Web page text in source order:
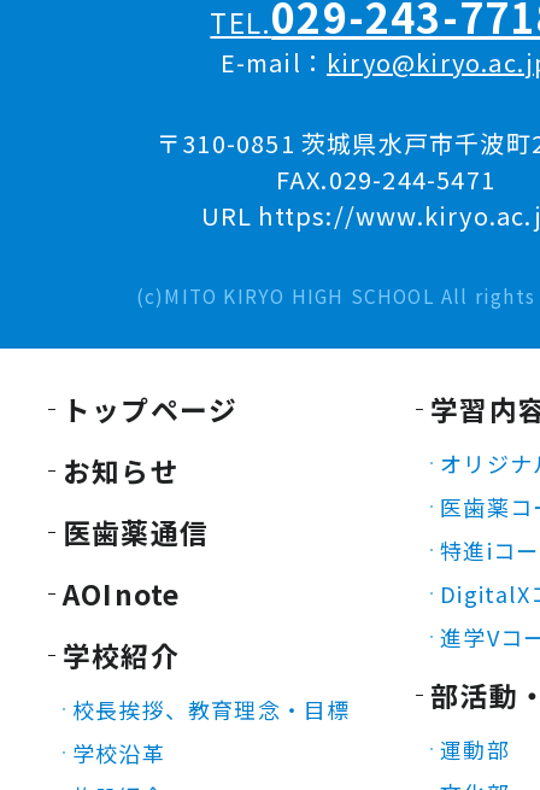
TEL.029-243-
E-mail：
〒310-0851 茨城県水戸市千波
FAX.029-244-5471
URL https://
(c)MITO KIRYO HIGH SCHOOL All
トップページ
お知らせ
医歯薬通信
AOInote
学校紹介
校長挨拶、教育理念・目標
学校沿革
学習内
オリジ
医歯薬コ
特進iコ
DigitalX
進学Vコ
部活動
運動部